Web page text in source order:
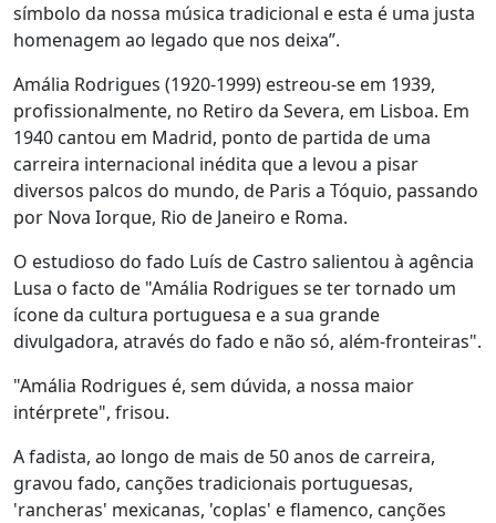
símbolo da nossa música tradicional e esta é uma justa
homenagem ao legado que nos deixa”.
Amália Rodrigues (1920-1999) estreou-se em 1939,
profissionalmente, no Retiro da Severa, em Lisboa. Em
1940 cantou em Madrid, ponto de partida de uma
carreira internacional inédita que a levou a pisar
diversos palcos do mundo, de Paris a Tóquio, passando
por Nova Iorque, Rio de Janeiro e Roma.
O estudioso do fado Luís de Castro salientou à agência
Lusa o facto de "Amália Rodrigues se ter tornado um
ícone da cultura portuguesa e a sua grande
divulgadora, através do fado e não só, além-fronteiras".
"Amália Rodrigues é, sem dúvida, a nossa maior
intérprete", frisou.
A fadista, ao longo de mais de 50 anos de carreira,
gravou fado, canções tradicionais portuguesas,
'rancheras' mexicanas, 'coplas' e flamenco, canções